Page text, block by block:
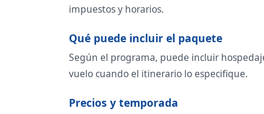
impuestos y horarios.
Qué puede incluir el paquete
Según el programa, puede incluir
vuelo cuando el itinerario lo especifique.
Precios y temporada